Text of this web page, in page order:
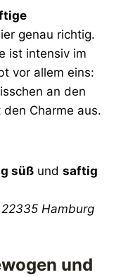
genau richtig.
ist intensiv im
vor allem eins:
an den
Charme aus.
süß und saftig
Hamburg
und